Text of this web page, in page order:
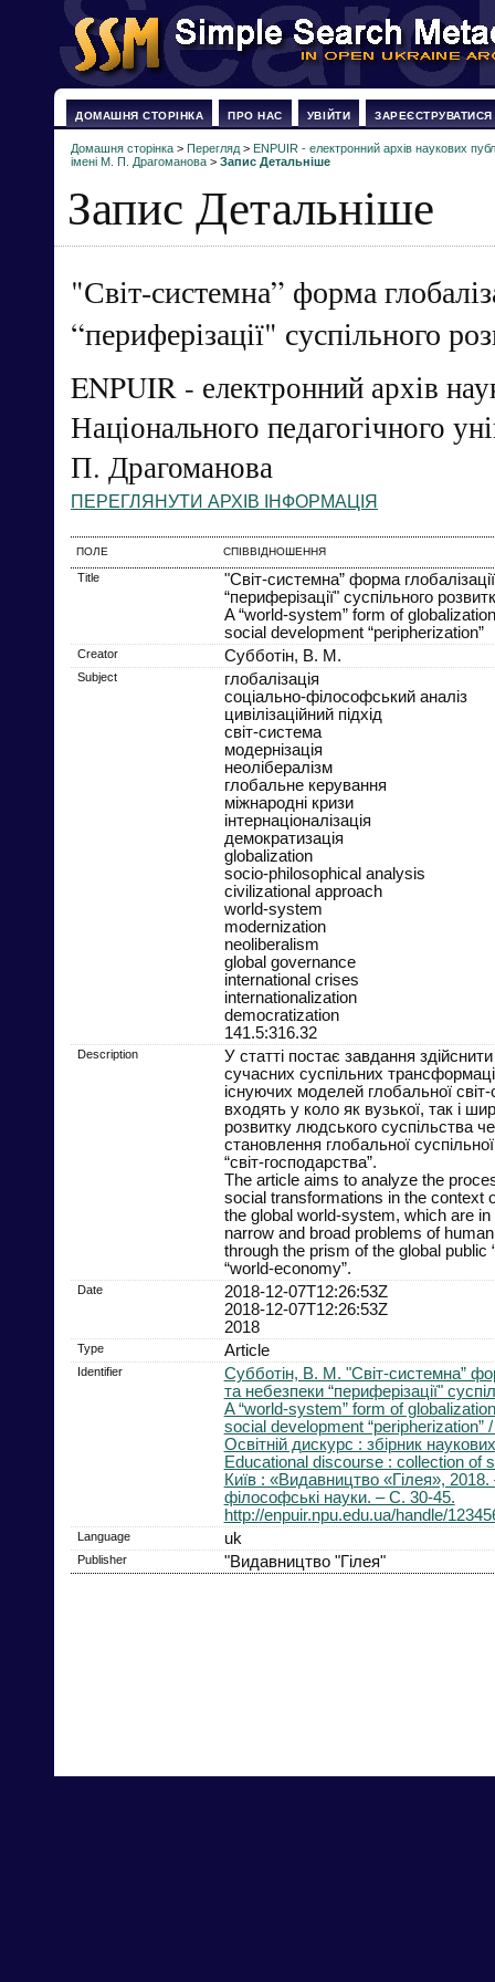
ДОМАШНЯ СТОРІНКА ПРО НАС УВІЙТИ ЗАРЕЄСТРУВАТИСЯ
Домашня сторінка > Перегляд > ENPUIR - електронний архів наукових
імені М. П. Драгоманова > Запис Детальніше
Запис Детальніше
"Світ-системна” форма
“периферізації" суспільного
ENPUIR - електронний архів
Національного педагогічного
П. Драгоманова
ПЕРЕГЛЯНУТИ АРХІВ ІНФОРМАЦІЯ
ПОЛЕ СПІВВІДНОШЕННЯ
Title
"Світ-системна” форма
“периферізації" суспільного
A “world-system” form of
social development “peripherization”
Creator Субботін, В. М.
Subject
глобалізація
соціально-філософський аналіз
цивілізаційний підхід
світ-система
модернізація
неолібералізм
глобальне керування
міжнародні кризи
інтернаціоналізація
демократизація
globalization
socio-philosophical analysis
civilizational approach
world-system
modernization
neoliberalism
global governance
international crises
internationalization
democratization
141.5:316.32
Description
У статті постає завдання
сучасних суспільних
існуючих моделей глобальної світ-
входять у коло як вузької, так і
розвитку людського суспільства
становлення глобальної
“світ-господарства”.
The article aims to analyze the
social transformations in the context
the global world-system, which are in
narrow and broad problems of
through the prism of the global public
“world-economy”.
Date
2018-12-07T12:26:53Z
2018-12-07T12:26:53Z
2018
Type Article
Identifier
Субботін, В. М. "Світ-системна”
та небезпеки “периферізації"
A “world-system” form of
social development “peripherization”
Освітній дискурс : збірник
Educational discourse : collection of
Київ : «Видавництво «Гілея»,
філософські науки. – С. 30-45.
http://enpuir.npu.edu.ua/handle/
Language uk
Publisher "Видавництво "Гілея"